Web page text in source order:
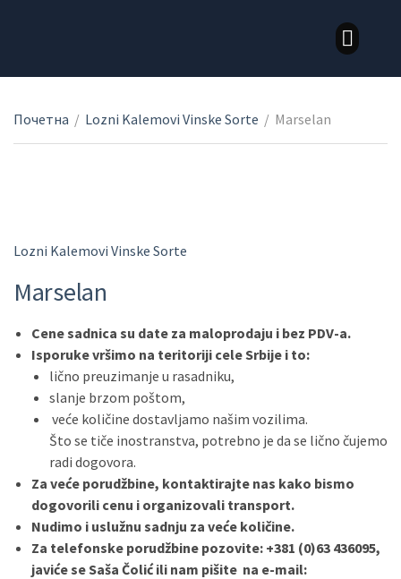
Почетна / Lozni Kalemovi Vinske Sorte / Marselan
Lozni Kalemovi Vinske Sorte
Marselan
Cene sadnica su date za maloprodaju i bez PDV-a.
Isporuke vršimo na teritoriji cele Srbije i to:
lično preuzimanje u rasadniku,
slanje brzom poštom,
veće količine dostavljamo našim vozilima.
Što se tiče inostranstva, potrebno je da se lično čujemo
radi dogovora.
Za veće porudžbine, kontaktirajte nas kako bismo
dogovorili cenu i organizovali transport.
Nudimo i uslužnu sadnju za veće količine.
Za telefonske porudžbine pozovite: +381 (0)63 436095,
javiće se Saša Čolić ili nam pišite na e-mail: